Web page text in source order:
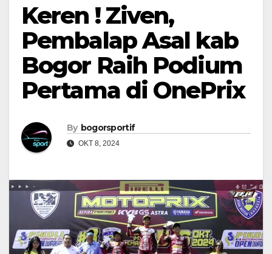
Keren ! Ziven,
Pembalap Asal kab
Bogor Raih Podium
Pertama di OnePrix
By bogorsportif
OKT 8, 2024